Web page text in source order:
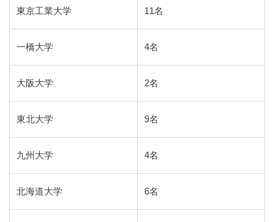
東京工業大学 11名
一橋大学 4名
大阪大学 2名
東北大学 9名
九州大学 4名
北海道大学 6名